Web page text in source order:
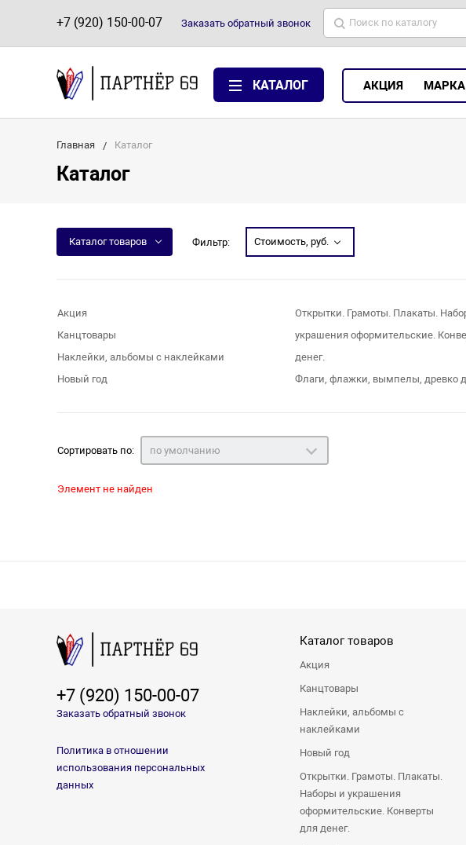
+7 (920) 150-00-07 Заказать обратный звонок
КАТАЛОГ АКЦИЯ МАРКА
Главная Каталог
Каталог
Каталог товаров Фильтр: Стоимость, руб.
Акция
Канцтовары
Наклейки, альбомы с наклейками
Новый год
Открытки. Грамоты. Плакаты.
украшения оформительские.
денег.
Флаги, флажки, вымпелы, древко
Сортировать по: по умолчанию
Элемент не найден
+7 (920) 150-00-07
Заказать обратный звонок
Политика в отношении
использования персональных
данных
Каталог товаров
Акция
Канцтовары
Наклейки, альбомы с
наклейками
Новый год
Открытки. Грамоты. Плакаты.
Наборы и украшения
оформительские. Конверты
для денег.